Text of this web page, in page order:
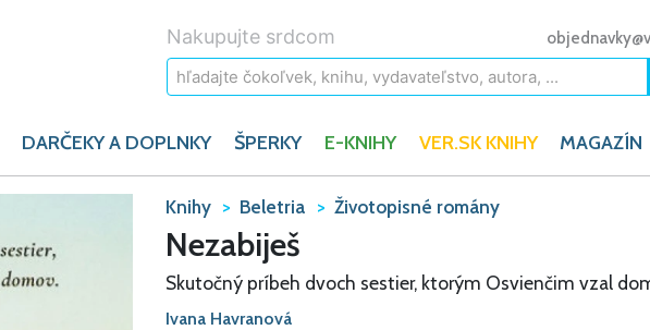
Nakupujte srdcom
DARČEKY A DOPLNKY ŠPERKY E-KNIHY VER.SK KNIHY MAGAZÍN
Knihy Beletria Životopisné romány
Nezabiješ
Skutočný príbeh dvoch sestier, ktorým Osvienčim vzal
Ivana Havranová